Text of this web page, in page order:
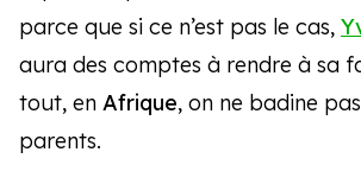
parce que si ce n’est pas le cas,
aura des comptes à rendre à sa
tout, en Afrique, on ne badine
parents.